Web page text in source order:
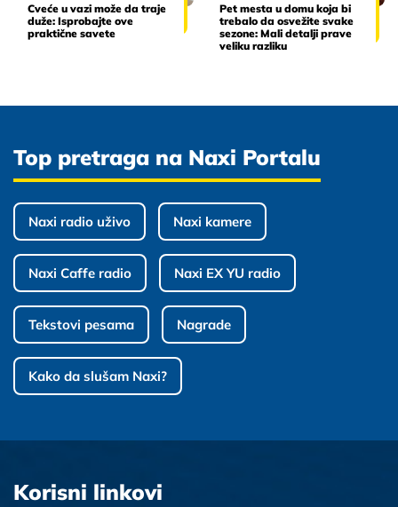
Cveće u vazi može da traje
duže: Isprobajte ove
praktične savete
Pet mesta u domu koja bi
trebalo da osvežite svake
sezone: Mali detalji prave
veliku razliku
Top pretraga na Naxi Portalu
Naxi radio uživo Naxi kamere
Naxi Caffe radio Naxi EX YU radio
Tekstovi pesama Nagrade
Kako da slušam Naxi?
Korisni linkovi